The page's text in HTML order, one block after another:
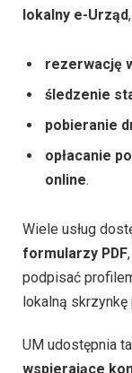
lokalny e-Urząd
rezerwację
śledzenie
pobieranie
opłacanie
online.
Wiele usług
formularzy PDF
podpisać
lokalną skrzynkę
UM udostępnia
wspierające